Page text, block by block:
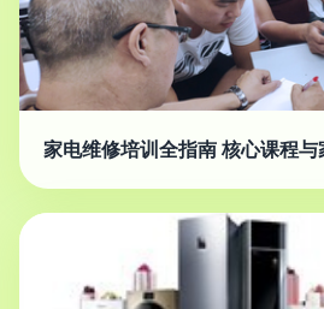
家电维修培训全指南 核心课程